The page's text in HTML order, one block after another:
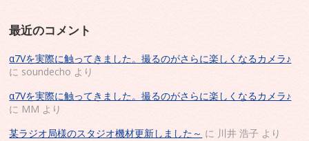
最近のコメント
α7Vを実際に触ってきました。撮るのがさらに楽しくなるカメラ♪
に soundecho より
α7Vを実際に触ってきました。撮るのがさらに楽しくなるカメラ♪
に MM より
某ラジオ局様のスタジオ機材更新しました～ に 川井 浩子 より